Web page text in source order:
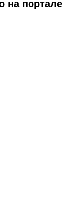
на портале